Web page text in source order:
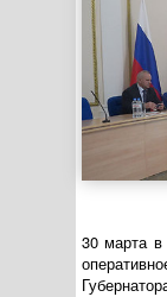
30 марта в